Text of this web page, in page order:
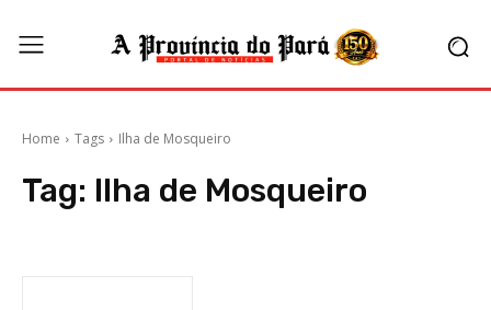
Home Tags Ilha de Mosqueiro
Tag: Ilha de Mosqueiro